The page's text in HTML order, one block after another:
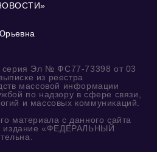
серия Эл № ФС77-73398 от 03
из реестра
массовой информации
по надзору в сфере связи,
и массовых коммуникаций.
материала с данного сайта
издание «ФЕДЕРАЛЬНЫЙ